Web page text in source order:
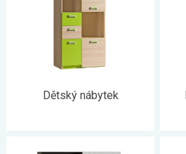
Dětský nábytek